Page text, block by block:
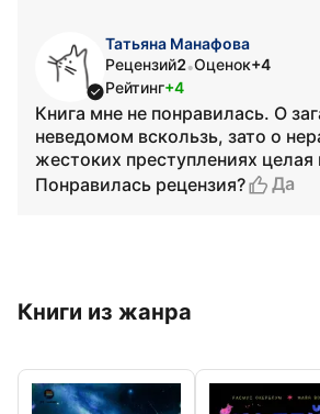
Татьяна Манафова
Рецензий2•Оценок+4
Рейтинг+4
Книга мне не понравилась. О
неведомом вскользь, зато о
жестоких преступлениях целая
Понравилась рецензия?
Да
Книги из жанра